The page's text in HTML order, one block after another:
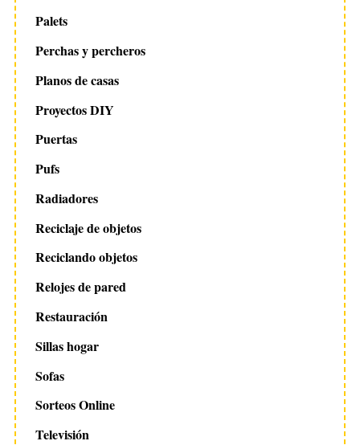
Palets
Perchas y percheros
Planos de casas
Proyectos DIY
Puertas
Pufs
Radiadores
Reciclaje de objetos
Reciclando objetos
Relojes de pared
Restauración
Sillas hogar
Sofas
Sorteos Online
Televisión